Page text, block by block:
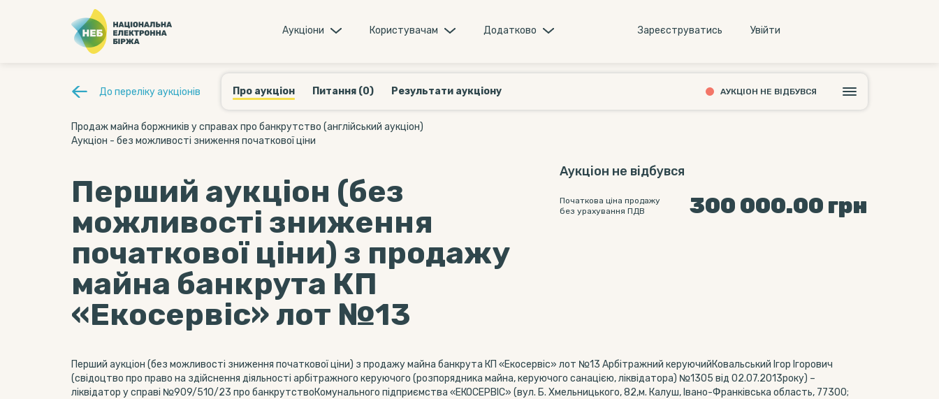
Аукцiони Користувачам Додатково Зареєструватись Увiйти
До переліку аукціонів Про аукціон Питання (0) Результати аукціону АУКЦІОН НЕ ВІДБУВСЯ
Продаж майна боржників у справах про банкрутство (англійський аукціон)
Aукціон - без можливості зниження початкової ціни
Перший аукціон (без
можливості зниження
початкової ціни) з продажу
майна банкрута КП
«Екосервіс» лот №13
Аукціон не відбувся
Початкова ціна продажу
без урахування ПДВ
300 000.00 грн
Перший аукціон (без можливості зниження початкової ціни) з продажу майна банкрута КП «Екосервіс» лот №13 Арбітражний керуючийКовальський Ігор Ігорович
(свідоцтво про право на здійснення діяльності арбітражного керуючого (розпорядника майна, керуючого санацією, ліквідатора) №1305 від 02.07.2013року) –
ліквідатор у справі №909/510/23 про банкрутствоКомунального підприємства «ЕКОСЕРВІС» (вул. Б. Хмельницького, 82,м. Калуш, Івано-Франківська область, 77300;